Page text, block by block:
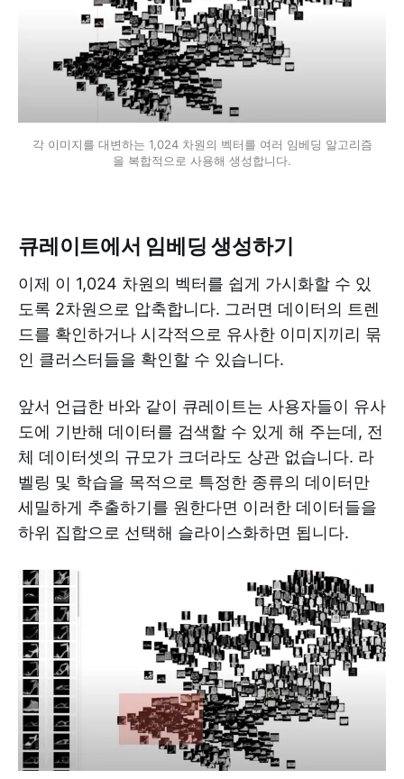
각 이미지를 대변하는 1,024 차원의 벡터를 여러 임베딩 알고리즘
을 복합적으로 사용해 생성합니다.
큐레이트에서 임베딩 생성하기
이제 이 1,024 차원의 벡터를 쉽게 가시화할 수 있
도록 2차원으로 압축합니다. 그러면 데이터의 트렌
드를 확인하거나 시각적으로 유사한 이미지끼리 묶
인 클러스터들을 확인할 수 있습니다.
앞서 언급한 바와 같이 큐레이트는 사용자들이 유사
도에 기반해 데이터를 검색할 수 있게 해 주는데, 전
체 데이터셋의 규모가 크더라도 상관 없습니다. 라
벨링 및 학습을 목적으로 특정한 종류의 데이터만
세밀하게 추출하기를 원한다면 이러한 데이터들을
하위 집합으로 선택해 슬라이스화하면 됩니다.